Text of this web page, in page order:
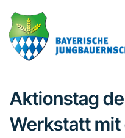
Inhalt
springen
Seitenspalte
springen
Fußzeile
springen
Aktionstag
Werkstatt mit